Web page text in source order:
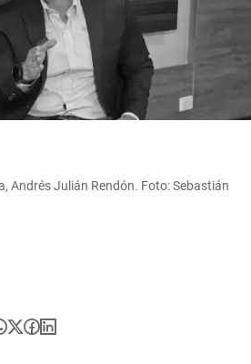
Andrés Julián Rendón. Foto: Sebastián